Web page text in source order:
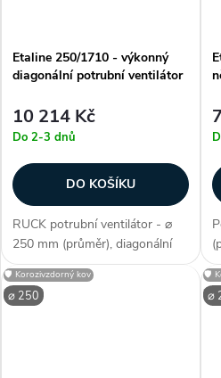
Etaline 250/1710 - výkonný
diagonální potrubní ventilátor
10 214 Kč
Do 2-3 dnů
DO KOŠÍKU
RUCK potrubní ventilátor - ⌀
250 mm (průměr), diagonální
konstrukce, max. průtok 1710
m3/h, příkon 180 W, krytí IP
44, AC motor, 3 rychlosti,
⌀ 250
🛡️ Korozivzdorný kov
⌀
🛡️